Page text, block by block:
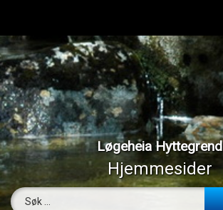
Vedtekter
Styremedlemmer
Medlemmer
Værmeldinger
Panoramabilder
Hopp
til
innhold
Løgeheia Hyttegrend
Hjemmesider